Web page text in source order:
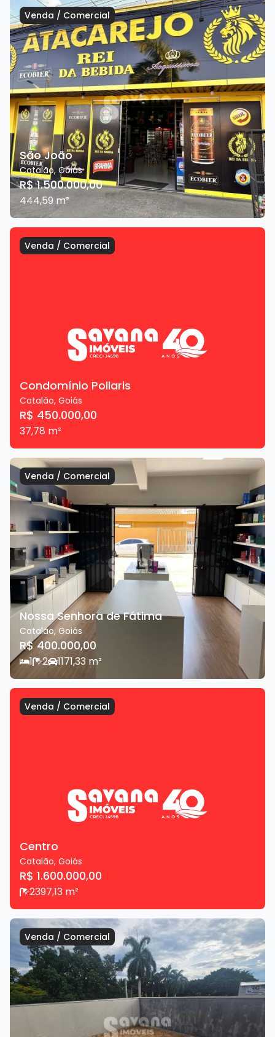
Venda / Comercial
São João
Catalão, Goiás
R$ 1.500.000,00
444,59 m²
Venda / Comercial
Condomínio Pollaris
Catalão, Goiás
R$ 450.000,00
37,78 m²
Venda / Comercial
Nossa Senhora de Fátima
Catalão, Goiás
R$ 400.000,00
1 2 1171,33 m²
Venda / Comercial
Centro
Catalão, Goiás
R$ 1.600.000,00
2397,13 m²
Venda / Comercial